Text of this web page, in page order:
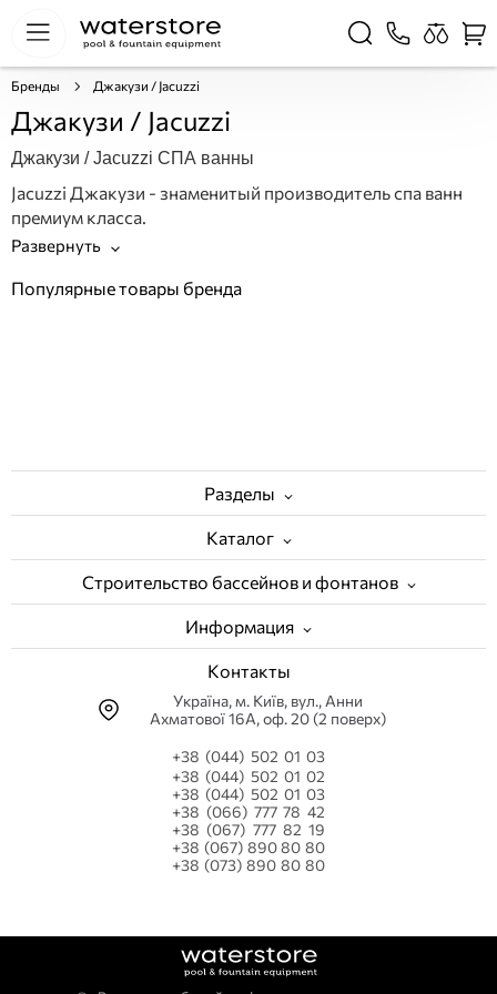
Бренды Джакузи / Jacuzzi
Джакузи / Jacuzzi
Джакузи / Jacuzzi СПА ванны
Jacuzzi Джакузи - знаменитый производитель спа ванн
премиум класса.
Популярные товары бренда
Разделы
Каталог
Строительство бассейнов и фонтанов
Информация
Контакты
Українa, м. Київ, вул., Анни
Ахматової 16А, оф. 20 (2 поверх)
+38 (044) 502 01 03
+38 (044) 502 01 02
+38 (044) 502 01 03
+38 (066) 777 78 42
+38 (067) 777 82 19
+38 (067) 890 80 80
+38 (073) 890 80 80